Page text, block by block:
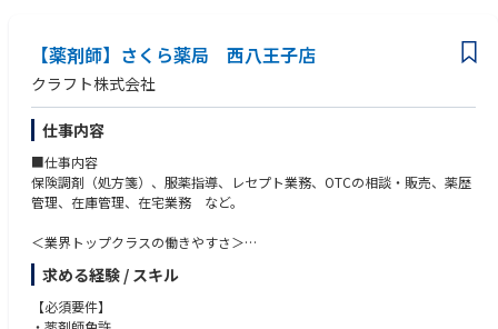
躍できる環境です
業界トップクラスの認定薬局数や多様な店舗を展開しているため、ご自身
の志向性に合わせて異動することも可能です
現場での調剤業務にとどまらず、本社業務や複数店舗のマネージャー業務
など大手調剤チェーンならではの多様なキャリアパスがあります。
【薬剤師】さくら薬局 西八王子店
クラフト株式会社
仕事内容
■仕事内容
保険調剤（処方箋）、服薬指導、レセプト業務、OTCの相談・販売、薬歴
管理、在庫管理、在宅業務 など。
＜業界トップクラスの働きやすさ＞
業界最多クラスの年間休日126日＋有給休暇、シフト勤務制による残業削
減や希望休など、どなたにとっても働きやすい環境です
充実した手当や福利厚生、育児支援制度、安定した経営基盤を持っている
ため、長く働いていただけます
求める経験 / スキル
【必須要件】